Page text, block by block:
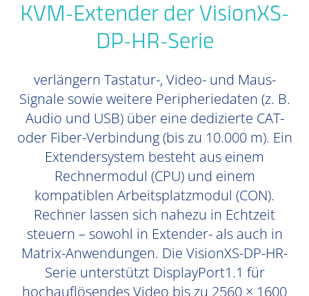
KVM-Extender der VisionXS-
DP-HR-Serie
verlängern Tastatur-, Video- und Maus-
Signale sowie weitere Peripheriedaten (z. B.
Audio und USB) über eine dedizierte CAT-
oder Fiber-Verbindung (bis zu 10.000 m). Ein
Extendersystem besteht aus einem
Rechnermodul (CPU) und einem
kompatiblen Arbeitsplatzmodul (CON).
Rechner lassen sich nahezu in Echtzeit
steuern – sowohl in Extender- als auch in
Matrix-Anwendungen. Die VisionXS-DP-HR-
Serie unterstützt DisplayPort1.1 für
hochauflösendes Video bis zu 2560 × 1600